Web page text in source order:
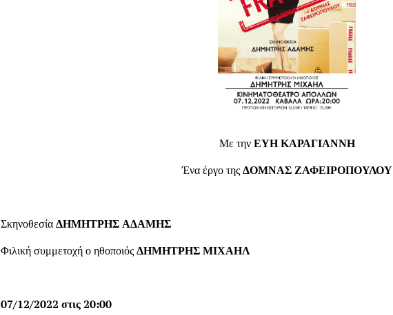
Με τηνΕΥΗ ΚΑΡΑΓΙΑΝΝΗ
Ένα έργο τηςΔΟΜΝΑΣ ΖΑΦΕΙΡΟΠΟΥΛΟΥ
ΣκηνοθεσίαΔΗΜΗΤΡΗΣ ΑΔΑΜΗΣ
Φιλική συμμετοχή ο ηθοποιόςΔΗΜΗΤΡΗΣ ΜΙΧΑΗΛ
07/12/2022 στις 20:00